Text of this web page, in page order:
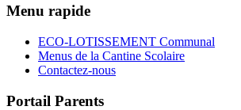
Menu rapide
ECO-LOTISSEMENT Communal
Menus de la Cantine Scolaire
Contactez-nous
Portail Parents